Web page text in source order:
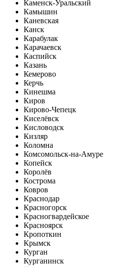
Каменск-Уральский
Камышин
Каневская
Канск
Карабулак
Карачаевск
Каспийск
Казань
Кемерово
Керчь
Кинешма
Киров
Кирово-Чепецк
Киселёвск
Кисловодск
Кизляр
Коломна
Комсомольск-на-Амуре
Копейск
Королёв
Кострома
Ковров
Краснодар
Красногорск
Красногвардейское
Красноярск
Кропоткин
Крымск
Курган
Курганинск